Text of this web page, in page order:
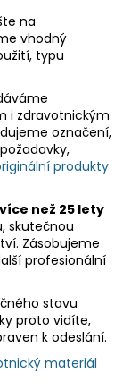
na
vhodný
typu
i zdravotnickým
označení,
produkty
než 25 lety
skutečnou
Zásobujeme
profesionální
stavu
proto vidíte,
k odeslání.
materiál